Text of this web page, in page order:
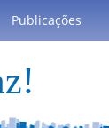
Publicações